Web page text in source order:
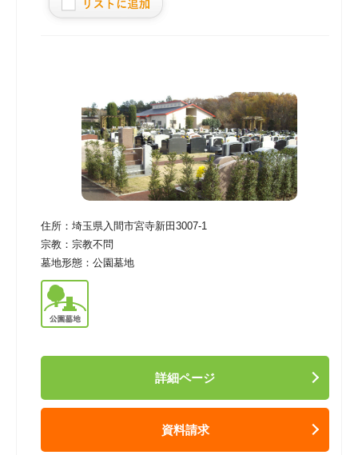
住所： 埼玉県入間市宮寺新田3007-1
宗教： 宗教不問
墓地形態： 公園墓地
詳細ページ
資料請求